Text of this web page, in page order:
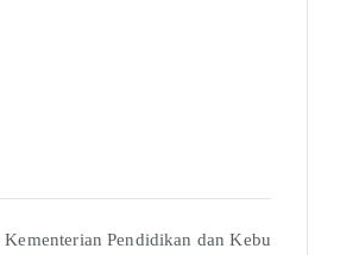
Pendidikan dan Kebu